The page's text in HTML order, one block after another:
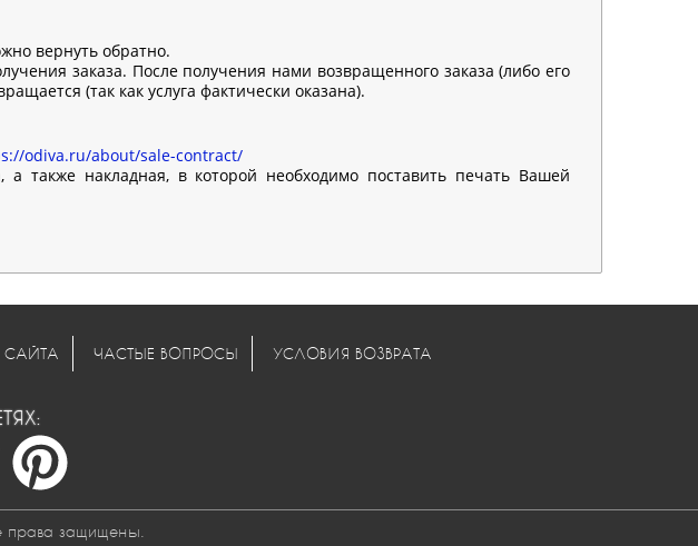
вернуть обратно.
заказа. После получения нами возвращенного заказа (либо его
(так как услуга фактически оказана).
odiva.ru/about/sale-contract/
также накладная, в которой необходимо поставить печать Вашей
САЙТА ЧАСТЫЕ ВОПРОСЫ УСЛОВИЯ ВОЗВРАТА
защищены.